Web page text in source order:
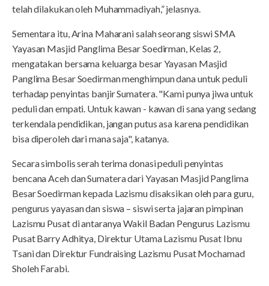
telah dilakukan oleh Muhammadiyah,” jelasnya.
Sementara itu, Arina Maharani salah seorang siswi SMA
Yayasan Masjid Panglima Besar Soedirman, Kelas 2,
mengatakan bersama keluarga besar Yayasan Masjid
Panglima Besar Soedirman menghimpun dana untuk peduli
terhadap penyintas banjir Sumatera. "Kami punya jiwa untuk
peduli dan empati. Untuk kawan - kawan di sana yang sedang
terkendala pendidikan, jangan putus asa karena pendidikan
bisa diperoleh dari mana saja", katanya.
Secara simbolis serah terima donasi peduli penyintas
bencana Aceh dan Sumatera dari Yayasan Masjid Panglima
Besar Soedirman kepada Lazismu disaksikan oleh para guru,
pengurus yayasan dan siswa – siswi serta jajaran pimpinan
Lazismu Pusat di antaranya Wakil Badan Pengurus Lazismu
Pusat Barry Adhitya, Direktur Utama Lazismu Pusat Ibnu
Tsani dan Direktur Fundraising Lazismu Pusat Mochamad
Sholeh Farabi.